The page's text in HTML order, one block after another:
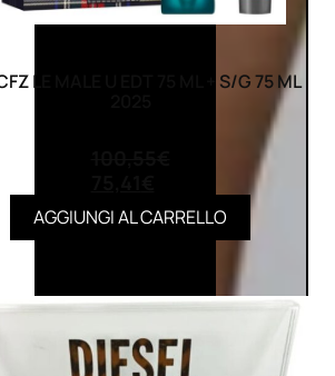
LE MALE U EDT 75 ML + S/G 75 ML
AGGIUNGI AL CARRELLO